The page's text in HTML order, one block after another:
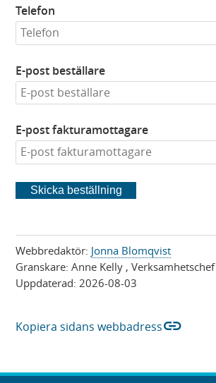
Telefon
E-post beställare
E-post fakturamottagare
Skicka beställning
Webbredaktör: Jonna Blomqvist
Granskare:Anne Kelly , Verksamhetschef
Uppdaterad:2026-08-03
Kopiera sidans webbadresslink